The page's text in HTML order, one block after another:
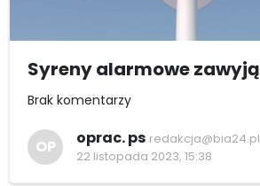
Syreny alarmowe zawyją
Brak komentarzy
OP oprac. ps redakcja@bia24.pl
22 listopada 2023, 15:38